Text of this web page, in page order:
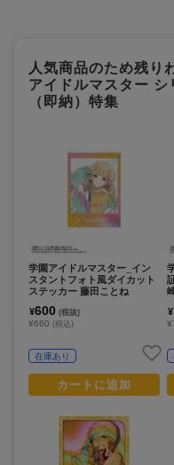
人気商品のため残り
アイドルマスター シ
（即納）特集
学園アイドルマスター_イン
スタントフォト風ダイカット
ステッカー 藤田ことね
¥600 (税抜)
¥660 (税込)
在庫あり
カートに追加
¥